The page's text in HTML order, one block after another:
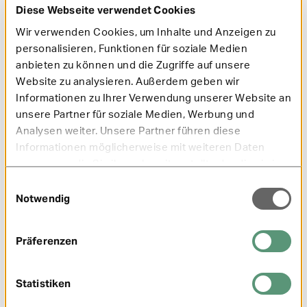
Diese Webseite verwendet Cookies
Wir verwenden Cookies, um Inhalte und Anzeigen zu
personalisieren, Funktionen für soziale Medien
anbieten zu können und die Zugriffe auf unsere
Website zu analysieren. Außerdem geben wir
Informationen zu Ihrer Verwendung unserer Website an
unsere Partner für soziale Medien, Werbung und
Analysen weiter. Unsere Partner führen diese
Informationen möglicherweise mit weiteren Daten
zusammen, die Sie ihnen bereitgestellt oder die sie im
Notwendig
Präferenzen
Statistiken
Alle Informationen rund ums Thema Impfungen,
betreffende Infektionskrankheiten sowie
Kostenübernahmen erhalten Sie auf
unsererWebseite.
Quellen:
Schutzimpfungen | Niedersächsisches Landesgesundheitsamt
(niedersachsen.de)
War dieser Artikel hilfreich?
Nächster Artikel